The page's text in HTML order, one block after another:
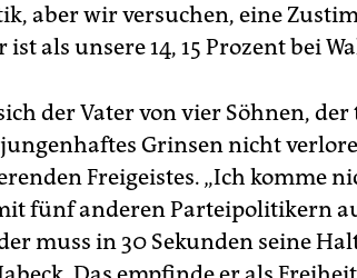
aber wir versuchen, eine
als unsere 14, 15 Prozent bei
der Vater von vier Söhnen,
Grinsen nicht
Freigeistes. „Ich komme
fünf anderen Parteipolitikern
muss in 30 Sekunden seine